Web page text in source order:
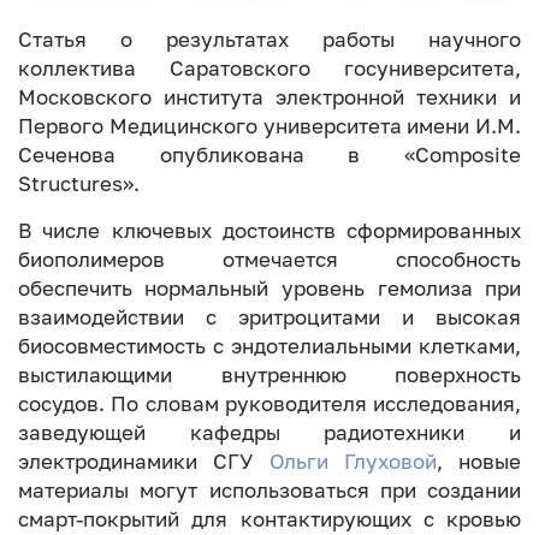
Статья о результатах работы научного
коллектива Саратовского госуниверситета,
Московского института электронной техники и
Первого Медицинского университета имени И.М.
Сеченова опубликована в «Composite
Structures».
В числе ключевых достоинств сформированных
биополимеров отмечается способность
обеспечить нормальный уровень гемолиза при
взаимодействии с эритроцитами и высокая
биосовместимость с эндотелиальными клетками,
выстилающими внутреннюю поверхность
сосудов. По словам руководителя исследования,
заведующей кафедры радиотехники и
электродинамики СГУ Ольги Глуховой, новые
материалы могут использоваться при создании
смарт-покрытий для контактирующих с кровью